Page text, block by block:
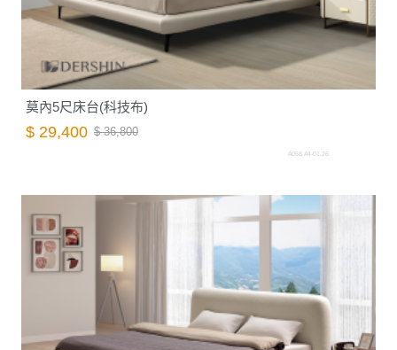
莫內5尺床台(科技布)
$ 29,400 $ 36,800
A058.A4-01.26